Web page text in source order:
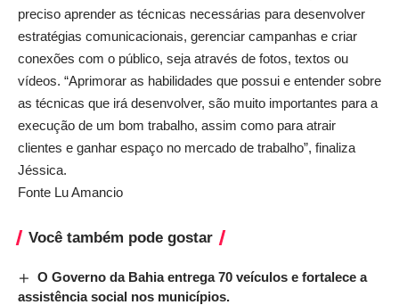
preciso aprender as técnicas necessárias para desenvolver
estratégias comunicacionais, gerenciar campanhas e criar
conexões com o público, seja através de fotos, textos ou
vídeos. “Aprimorar as habilidades que possui e entender sobre
as técnicas que irá desenvolver, são muito importantes para a
execução de um bom trabalho, assim como para atrair
clientes e ganhar espaço no mercado de trabalho”, finaliza
Jéssica.
Fonte Lu Amancio
Você também pode gostar
O Governo da Bahia entrega 70 veículos e fortalece a
assistência social nos municípios.